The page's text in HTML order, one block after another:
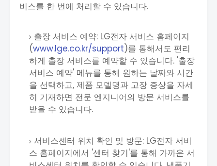
비스를 한 번에 처리할 수 있습니다.
출장 서비스 예약: LG전자 서비스 홈페이지
(www.lge.co.kr/support)를 통해서도 편리
하게 출장 서비스를 예약할 수 있습니다. '출장
서비스 예약' 메뉴를 통해 원하는 날짜와 시간
을 선택하고, 제품 모델명과 고장 증상을 자세
히 기재하면 전문 엔지니어의 방문 서비스를
받을 수 있습니다.
서비스센터 위치 확인 및 방문: LG전자 서비
스 홈페이지에서 '센터 찾기'를 통해 가까운 서